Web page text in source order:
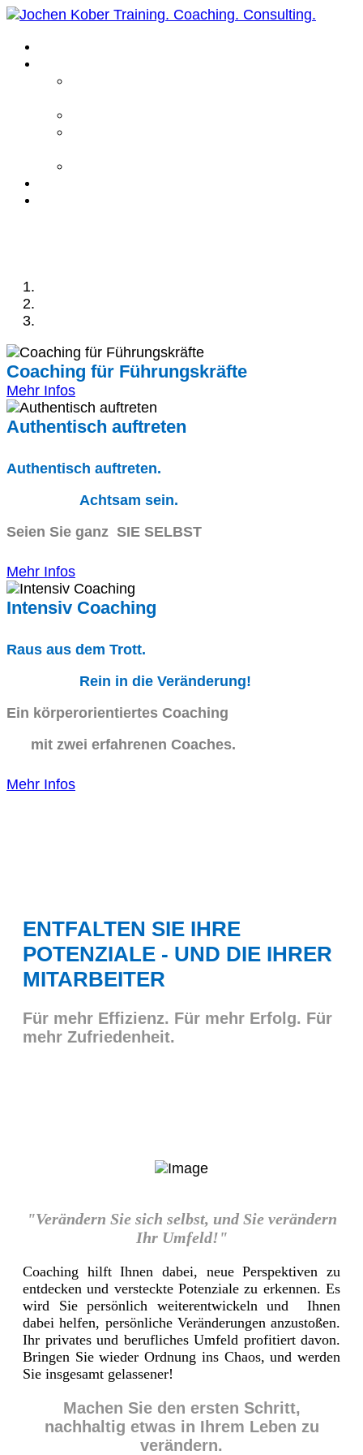
Coaching für Führungskräfte
Mehr Infos
Authentisch auftreten
Authentisch auftreten.
Achtsam sein.
Seien Sie ganz SIE SELBST
Mehr Infos
Intensiv Coaching
Raus aus dem Trott.
Rein in die Veränderung!
Ein körperorientiertes Coaching
mit zwei erfahrenen Coaches.
Mehr Infos
ENTFALTEN SIE IHRE
POTENZIALE - UND DIE IHRER
MITARBEITER
Für mehr Effizienz. Für mehr Erfolg. Für
mehr Zufriedenheit.
"Verändern Sie sich selbst, und Sie verändern
Ihr Umfeld!"
Coaching hilft Ihnen dabei, neue Perspektiven zu
entdecken und versteckte Potenziale zu erkennen. Es
wird Sie persönlich weiterentwickeln und Ihnen
dabei helfen, persönliche Veränderungen anzustoßen.
Ihr privates und berufliches Umfeld profitiert davon.
Bringen Sie wieder Ordnung ins Chaos, und werden
Sie insgesamt gelassener!
Machen Sie den ersten Schritt,
nachhaltig etwas in Ihrem Leben zu
verändern.